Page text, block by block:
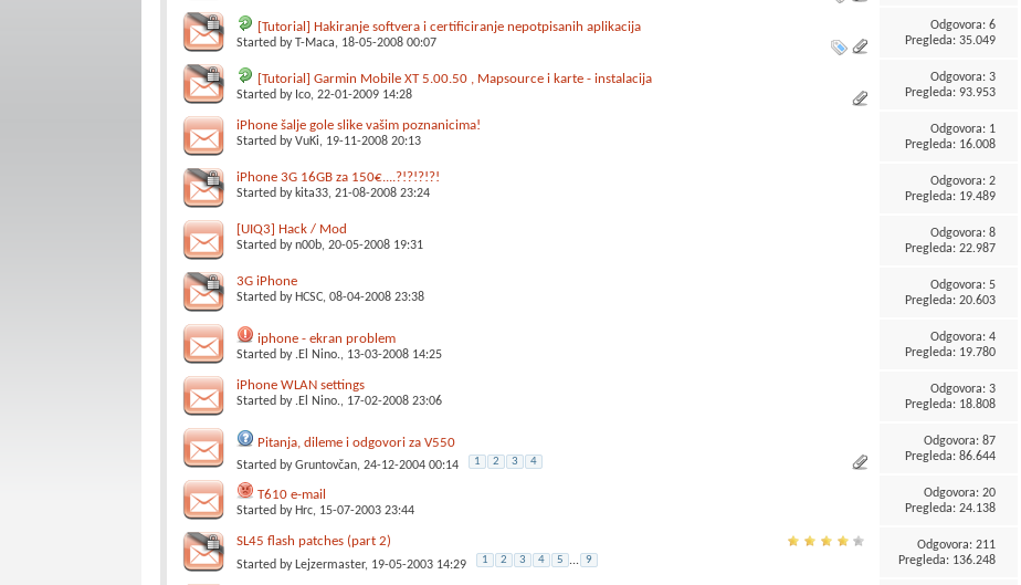
[Tutorial] Hakiranje softvera i certificiranje nepotpisanih aplikacija
Started byT-Maca, 18-05-2008 00:07
Odgovora: 6
Pregleda: 35.049
[Tutorial] Garmin Mobile XT 5.00.50 , Mapsource i karte - instalacija
Started by Ico, 22-01-2009 14:28
Odgovora: 3
Pregleda: 93.953
iPhone šalje gole slike vašim poznanicima!
Started byVuKi, 19-11-2008 20:13
Odgovora: 1
Pregleda: 16.008
iPhone 3G 16GB za 150€....?!?!?!?!
Started by kita33, 21-08-2008 23:24
Odgovora: 2
Pregleda: 19.489
[UIQ3] Hack / Mod
Started byn00b, 20-05-2008 19:31
Odgovora: 8
Pregleda: 22.987
3G iPhone
Started by HCSC, 08-04-2008 23:38
Odgovora: 5
Pregleda: 20.603
iphone - ekran problem
Started by .El Nino., 13-03-2008 14:25
Odgovora: 4
Pregleda: 19.780
iPhone WLAN settings
Started by .El Nino., 17-02-2008 23:06
Odgovora: 3
Pregleda: 18.808
Pitanja, dileme i odgovori za V550
Started byGruntovčan, 24-12-2004 00:14 1 2 3 4
Odgovora: 87
Pregleda: 86.644
T610 e-mail
Started by Hrc, 15-07-2003 23:44
Odgovora: 20
Pregleda: 24.138
SL45 flash patches (part 2)
Started by Lejzermaster, 19-05-2003 14:29 1 2 3 4 5 ... 9
Odgovora: 211
Pregleda: 136.248